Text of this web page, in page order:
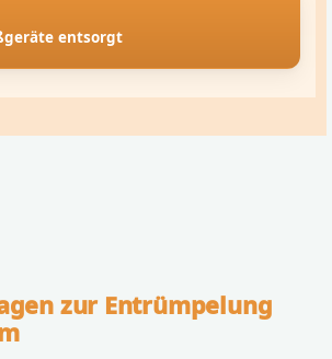
entsorgt
zur Entrümpelung